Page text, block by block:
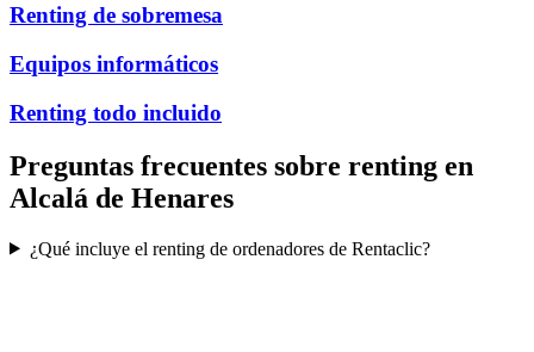
Renting de sobremesa
Equipos informáticos
Renting todo incluido
Preguntas frecuentes sobre renting en
Alcalá de Henares
¿Qué incluye el renting de ordenadores de Rentaclic?